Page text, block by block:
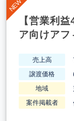
【営業利
ア向けアフ
売上高
譲渡価格
地域
案件掲載者